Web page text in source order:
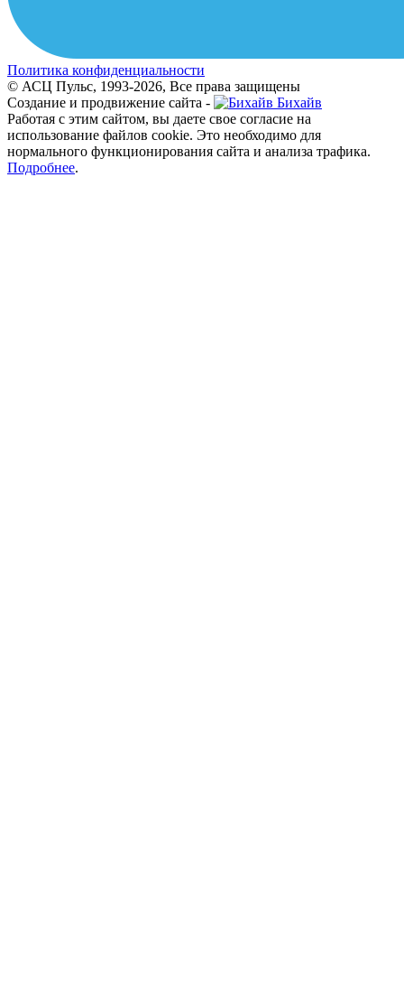
Политика конфиденциальности
© АСЦ Пульс, 1993-2026, Все права защищены
Создание и продвижение сайта -
Бихайв
Работая с этим сайтом, вы даете свое согласие на
использование файлов cookie. Это необходимо для
нормального функционирования сайта и анализа трафика.
Подробнее.